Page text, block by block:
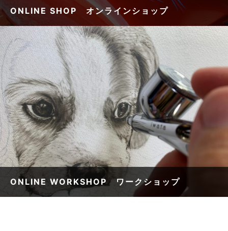
ONLINE SHOP オンラインショップ
ONLINE WORKSHOP ワークショップ